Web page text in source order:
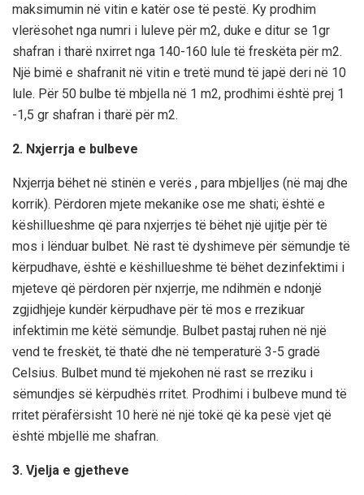
maksimumin në vitin e katër ose të pestë. Ky prodhim
vlerësohet nga numri i luleve për m2, duke e ditur se 1gr
shafran i tharë nxirret nga 140-160 lule të freskëta për m2.
Një bimë e shafranit në vitin e tretë mund të japë deri në 10
lule. Për 50 bulbe të mbjella në 1 m2, prodhimi është prej 1
-1,5 gr shafran i tharë për m2.
2. Nxjerrja e bulbeve
Nxjerrja bëhet në stinën e verës , para mbjelljes (në maj dhe
korrik). Përdoren mjete mekanike ose me shati; është e
këshillueshme që para nxjerrjes të bëhet një ujitje për të
mos i lënduar bulbet. Në rast të dyshimeve për sëmundje të
kërpudhave, është e këshillueshme të bëhet dezinfektimi i
mjeteve që përdoren për nxjerrje, me ndihmën e ndonjë
zgjidhjeje kundër kërpudhave për të mos e rrezikuar
infektimin me këtë sëmundje. Bulbet pastaj ruhen në një
vend te freskët, të thatë dhe në temperaturë 3-5 gradë
Celsius. Bulbet mund të mjekohen në rast se rreziku i
sëmundjes së kërpudhës rritet. Prodhimi i bulbeve mund të
rritet përafërsisht 10 herë në një tokë që ka pesë vjet që
është mbjellë me shafran.
3. Vjelja e gjetheve